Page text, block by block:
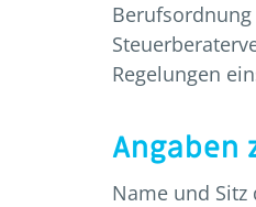
Regelungen
Name und Sitz